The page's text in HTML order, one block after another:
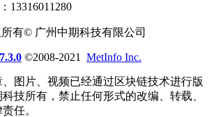
13316011280
所有© 广州中期科技有限公司
©2008-2021 MetInfo Inc.
图片、视频已经通过区块链技术进行版
技所有，禁止任何形式的改编、转载、
任。